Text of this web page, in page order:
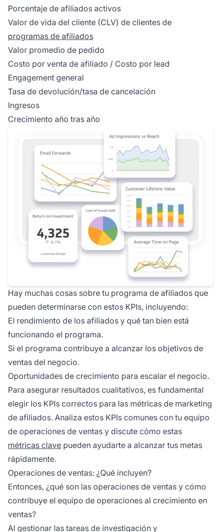
Porcentaje de afiliados activos
Valor de vida del cliente (CLV) de clientes de
programas de afiliados
Valor promedio de pedido
Costo por venta de afiliado / Costo por lead
Engagement general
Tasa de devolución/tasa de cancelación
Ingresos
Crecimiento año tras año
Hay muchas cosas sobre tu programa de afiliados que
pueden determinarse con estos KPIs, incluyendo:
El rendimiento de los afiliados y qué tan bien está
funcionando el programa.
Si el programa contribuye a alcanzar los objetivos de
ventas del negocio.
Oportunidades de crecimiento para escalar el negocio.
Para asegurar resultados cualitativos, es fundamental
elegir los KPIs correctos para las métricas de marketing
de afiliados. Analiza estos KPIs comunes con tu equipo
de operaciones de ventas y discute cómo estas
métricas clave pueden ayudarte a alcanzar tus metas
rápidamente.
Operaciones de ventas: ¿Qué incluyen?
Entonces, ¿qué son las operaciones de ventas y cómo
contribuye el equipo de operaciones al crecimiento en
ventas?
Al gestionar las tareas de investigación y